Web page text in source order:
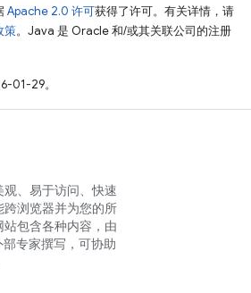
Apache 2.0 许可获得了许可。有关详情，请
策。Java 是 Oracle 和/或其关联公司的注册
01-29。
、易于访问、快速
跨浏览器并为您的所
包含各种内容，由
专家撰写，可协助